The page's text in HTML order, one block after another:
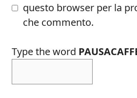
questo browser per la
che commento.
Type the word